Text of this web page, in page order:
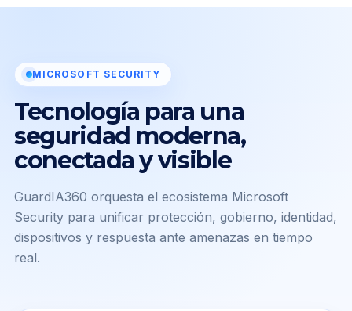
MICROSOFT SECURITY
Tecnología para una
seguridad moderna,
conectada y visible
GuardIA360 orquesta el ecosistema Microsoft
Security para unificar protección, gobierno, identidad,
dispositivos y respuesta ante amenazas en tiempo
real.